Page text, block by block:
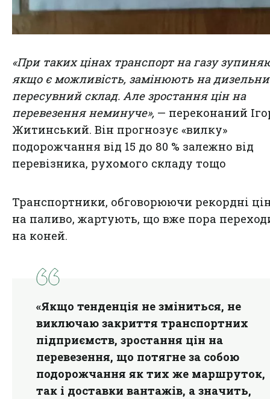
«При таких цінах транспорт на газу
якщо є можливість, замінюють на
пересувний склад. Але зростання цін на
перевезення неминуче», — переконаний
Житинський. Він прогнозує «вилку»
подорожчання від 15 до 80 % залежно від
перевізника, рухомого складу тощо
Транспортники, обговорюючи рекордні
на паливо, жартують, що вже пора
на коней.
«Якщо тенденція не зміниться, не
виключаю закриття транспортних
підприємств, зростання цін на
перевезення, що потягне за собою
подорожчання як тих же маршруток,
так і доставки вантажів, а значить,